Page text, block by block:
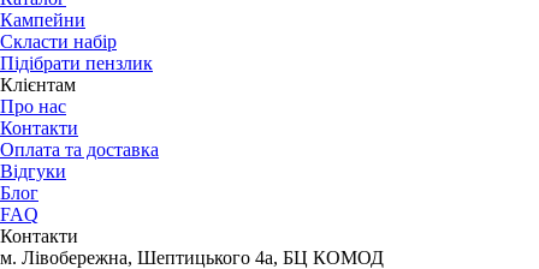
Кампейни
Скласти набір
Підібрати пензлик
Клієнтам
Про нас
Контакти
Оплата та доставка
Відгуки
Блог
FAQ
Контакти
м. Лівобережна, Шептицького 4а, БЦ КОМОД